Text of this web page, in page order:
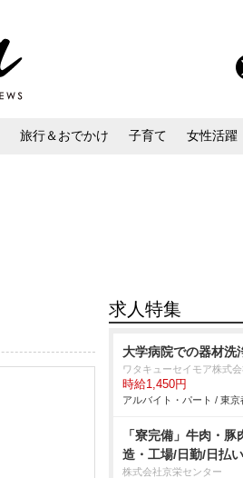
旅行＆おでかけ 子育て 女性活躍
求人特集
大学病院での器材洗
ワタキューセイモア株式
時給1,450円
アルバイト・パート / 東京
「寮完備」牛肉・
造・工場/日勤/日払
株式会社京栄センター